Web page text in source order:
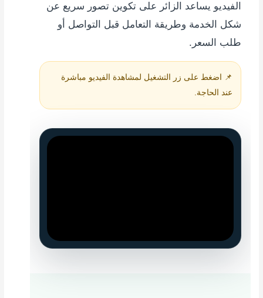
الفيديو يساعد الزائر على تكوين تصور سريع عن
شكل الخدمة وطريقة التعامل قبل التواصل أو
طلب السعر.
📌 اضغط على زر التشغيل لمشاهدة الفيديو مباشرة
عند الحاجة.